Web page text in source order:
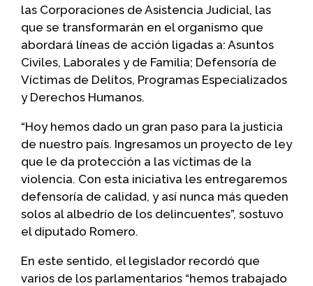
las Corporaciones de Asistencia Judicial, las
que se transformarán en el organismo que
abordará líneas de acción ligadas a: Asuntos
Civiles, Laborales y de Familia; Defensoría de
Víctimas de Delitos, Programas Especializados
y Derechos Humanos.
“Hoy hemos dado un gran paso para la justicia
de nuestro país. Ingresamos un proyecto de ley
que le da protección a las víctimas de la
violencia. Con esta iniciativa les entregaremos
defensoría de calidad, y así nunca más queden
solos al albedrío de los delincuentes”, sostuvo
el diputado Romero.
En este sentido, el legislador recordó que
varios de los parlamentarios “hemos trabajado